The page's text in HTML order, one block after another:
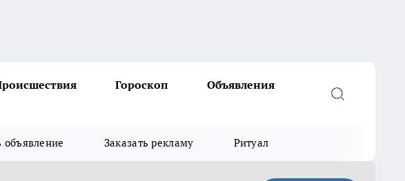
Гороскоп
Объявления
объявление Заказать рекламу Ритуал